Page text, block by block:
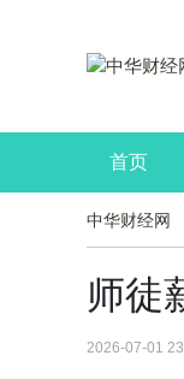
首页
公司
中华财经网
师徒
2026-07-01